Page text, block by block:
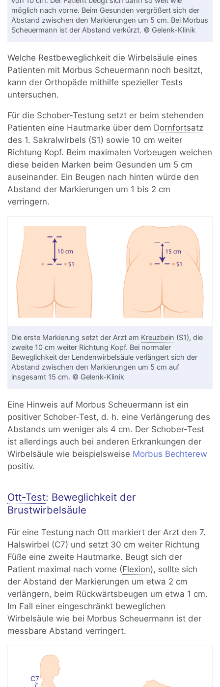
möglich nach vorne. Beim Gesunden vergrößert sich der
Abstand zwischen den Markierungen um 5 cm. Bei Morbus
Scheuermann ist der Abstand verkürzt. © Gelenk-Klinik
Welche Restbeweglichkeit die Wirbelsäule eines
Patienten mit Morbus Scheuermann noch besitzt,
kann der Orthopäde mithilfe spezieller Tests
untersuchen.
Für die Schober-Testung setzt er beim stehenden
Patienten eine Hautmarke über dem Dornfortsatz
des 1. Sakralwirbels (S1) sowie 10 cm weiter
Richtung Kopf. Beim maximalen Vorbeugen weichen
diese beiden Marken beim Gesunden um 5 cm
auseinander. Ein Beugen nach hinten würde den
Abstand der Markierungen um 1 bis 2 cm
verringern.
Die erste Markierung setzt der Arzt am Kreuzbein (S1), die
zweite 10 cm weiter Richtung Kopf. Bei normaler
Beweglichkeit der Lendenwirbelsäule verlängert sich der
Abstand zwischen den Markierungen um 5 cm auf
insgesamt 15 cm. © Gelenk-Klinik
Eine Hinweis auf Morbus Scheuermann ist ein
positiver Schober-Test, d. h. eine Verlängerung des
Abstands um weniger als 4 cm. Der Schober-Test
ist allerdings auch bei anderen Erkrankungen der
Wirbelsäule wie beispielsweise Morbus Bechterew
positiv.
Ott-Test: Beweglichkeit der
Brustwirbelsäule
Für eine Testung nach Ott markiert der Arzt den 7.
Halswirbel (C7) und setzt 30 cm weiter Richtung
Füße eine zweite Hautmarke. Beugt sich der
Patient maximal nach vorne (Flexion), sollte sich
der Abstand der Markierungen um etwa 2 cm
verlängern, beim Rückwärtsbeugen um etwa 1 cm.
Im Fall einer eingeschränkt beweglichen
Wirbelsäule wie bei Morbus Scheuermann ist der
messbare Abstand verringert.